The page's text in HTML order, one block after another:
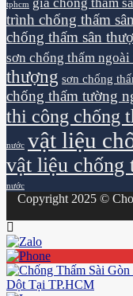
tphcm
trình chống thấm
chống thấm sân
sơn chống thấm
thượng sơn chống
chống thấm tường
thi công chống
nước vật liệu
vật liệu chống
nước
Copyright 2025 ©